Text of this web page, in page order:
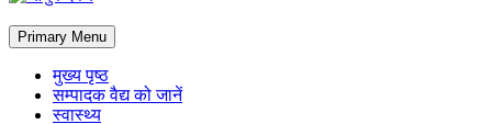
Primary Menu
मुख्य पृष्ठ
सम्पादक वैद्य को जानें
स्वास्थ्य